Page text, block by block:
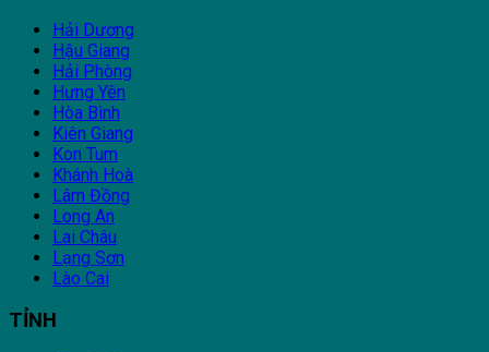
Hải Dương
Hậu Giang
Hải Phòng
Hưng Yên
Hòa Bình
Kiên Giang
Kon Tum
Khánh Hoà
Lâm Đồng
Long An
Lai Châu
Lạng Sơn
Lào Cai
TỈNH